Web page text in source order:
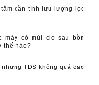
cần tính lưu lượng lọc
máy có mùi clo sau bồn
thế nào?
TDS không quá cao